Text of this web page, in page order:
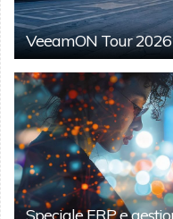
VeeamON Tour 2026